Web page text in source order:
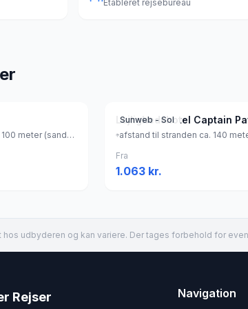
Etableret rejsebureau
afstand til stranden ca. 100 meter (sandstrand), Grækenland
Sunweb - Sol
Lejlighedshotel Captain
Fra
1.063 kr.
hos udbyderen og kan variere. Der tages forbehold for
Rejser Navigation